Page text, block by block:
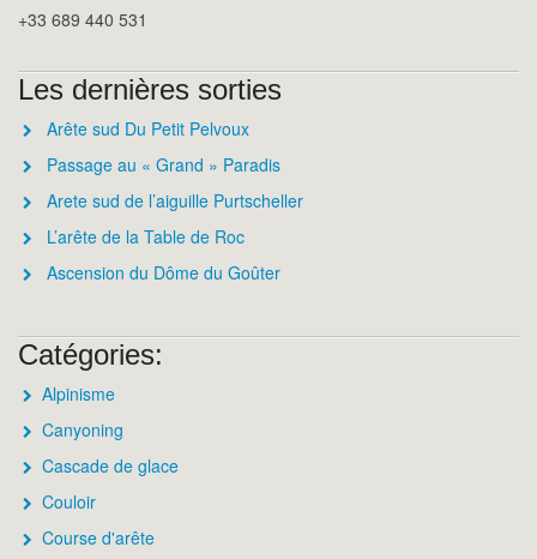
+33 689 440 531
Les dernières sorties
Arête sud Du Petit Pelvoux
Passage au « Grand » Paradis
Arete sud de l’aiguille Purtscheller
L’arête de la Table de Roc
Ascension du Dôme du Goûter
Catégories:
Alpinisme
Canyoning
Cascade de glace
Couloir
Course d'arête